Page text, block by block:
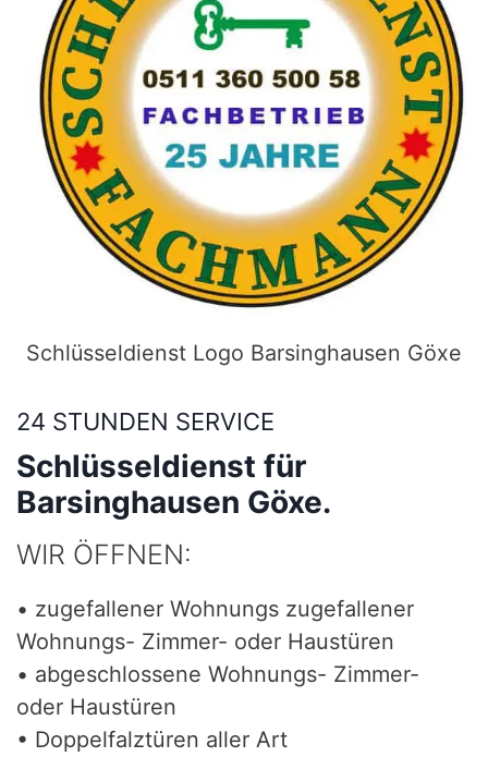
Schlüsseldienst Logo Barsinghausen Göxe
24 STUNDEN SERVICE
Schlüsseldienst für
Barsinghausen Göxe.
WIR ÖFFNEN:
• zugefallener Wohnungs zugefallener
Wohnungs- Zimmer- oder Haustüren
• abgeschlossene Wohnungs- Zimmer-
oder Haustüren
• Doppelfalztüren aller Art